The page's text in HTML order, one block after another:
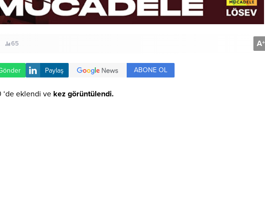
65 A+
Paylaş ABONE OL
‘de eklendi ve kez görüntülendi.